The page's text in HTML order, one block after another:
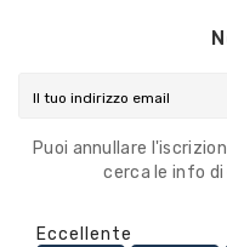
Puoi annullare
cerca le info
Eccellente